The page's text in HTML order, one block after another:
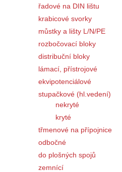
řadové na DIN lištu
krabicové svorky
můstky a lišty L/N/PE
rozbočovací bloky
distribuční bloky
lámací, přístrojové
ekvipotenciálové
stupačkové (hl.vedení)
nekryté
kryté
třmenové na přípojnice
odbočné
do plošných spojů
zemnící